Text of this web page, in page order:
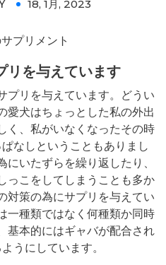
18, 1月, 2023
プリメント
リを与えています
プリを与えています。どうい
愛犬はちょっとした私の外出
く、私がいなくなったその時
なしということもありまし
いたずらを繰り返したり、
っこをしてしまうことも多か
対策の為にサプリを与えてい
一種類ではなく何種類か同時
基本的にはギャバが配合され
うにしています。